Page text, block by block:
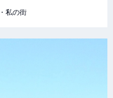
私の街